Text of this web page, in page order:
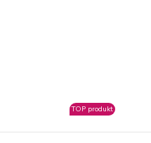
TOP produkt